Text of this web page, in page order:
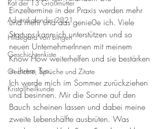
Rat der 13 Großmütter
Adventkalender 2021
Hildegard von Bingen
Geschichtenkiste
Gedichte, Sprüche und Zitate
Kristallheilkunde
Einzeltermine in der Praxis werden mehr
und mehr und das genie0e ich. Viele
Startups kann ich unterstützen und so
neuen UnternehmerInnen mit meinem
Know How weiterhelfen und sie bestärken
in ihrem Tun.
Ich werde mich im Sommer zurückziehen
und besinnen. Mir die Sonne auf den
Bauch scheinen lassen und dabei meine
zweite Lebenshälfte ausbrüten. Was